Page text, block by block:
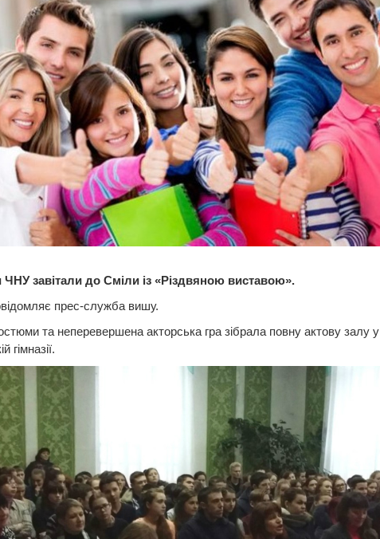
ЧНУ завітали до Сміли із «Різдвяною виставою».
прес-служба вишу.
та неперевершена акторська гра зібрала повну актову залу у
гімназії.